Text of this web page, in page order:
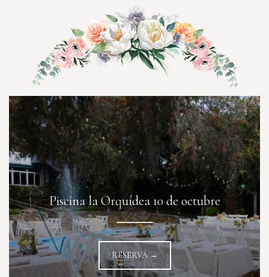
Piscina la Orquídea 10 de octubre
RESERVA →